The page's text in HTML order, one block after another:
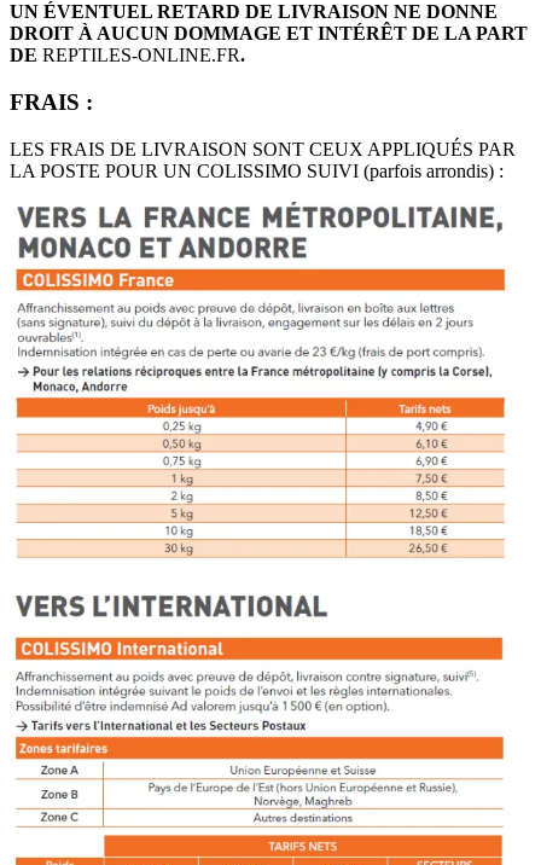
UN ÉVENTUEL RETARD DE LIVRAISON NE DONNE
DROIT À AUCUN DOMMAGE ET INTÉRÊT DE LA PART
DE REPTILES-ONLINE.FR.
FRAIS :
LES FRAIS DE LIVRAISON SONT CEUX APPLIQUÉS PAR
LA POSTE POUR UN COLISSIMO SUIVI (parfois arrondis) :